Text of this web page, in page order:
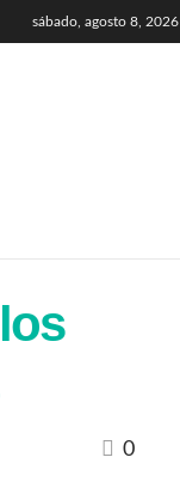
sábado, agosto 8, 2026
0